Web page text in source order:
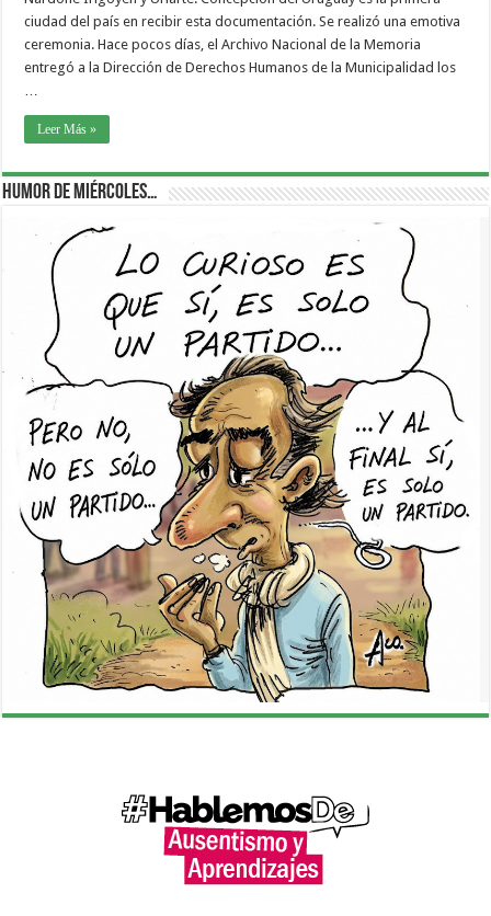
ciudad del país en recibir esta documentación. Se realizó una emotiva
ceremonia. Hace pocos días, el Archivo Nacional de la Memoria
entregó a la Dirección de Derechos Humanos de la Municipalidad los
Leer Más »
Humor de Miércoles…